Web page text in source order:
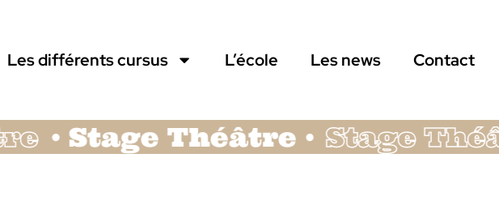
Les différents cursus L’école Les news Contact
Stage Théâtre Stage Théâtre